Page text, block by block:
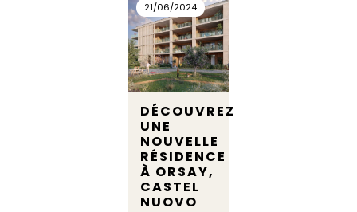
21/06/2024
DÉCOUVREZ
UNE
NOUVELLE
RÉSIDENCE
À ORSAY,
CASTEL
NUOVO